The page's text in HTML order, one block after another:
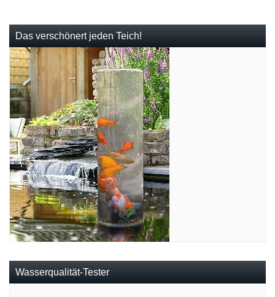
Das verschönert jeden Teich!
Wasserqualität-Tester